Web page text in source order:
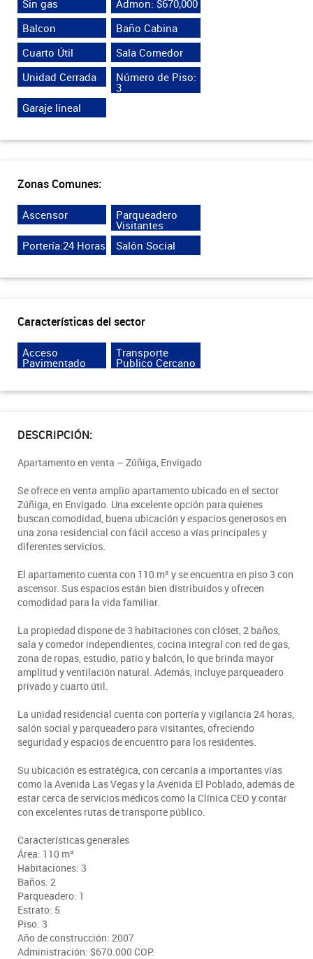
Sin gas
Admon: $670,000
Balcon
Baño Cabina
Cuarto Útil
Sala Comedor
Unidad Cerrada
Número de Piso:
3
Garaje lineal
Zonas Comunes:
Ascensor Parqueadero
Visitantes
Portería:24 Horas
Salón Social
Características del sector
Acceso
Pavimentado
Transporte
Publico Cercano
DESCRIPCIÓN:
Apartamento en venta – Zúñiga, Envigado
Se ofrece en venta amplio apartamento ubicado en el sector
Zúñiga, en Envigado. Una excelente opción para quienes
buscan comodidad, buena ubicación y espacios generosos en
una zona residencial con fácil acceso a vías principales y
diferentes servicios.
El apartamento cuenta con 110 m² y se encuentra en piso 3 con
ascensor. Sus espacios están bien distribuidos y ofrecen
comodidad para la vida familiar.
La propiedad dispone de 3 habitaciones con clóset, 2 baños,
sala y comedor independientes, cocina integral con red de gas,
zona de ropas, estudio, patio y balcón, lo que brinda mayor
amplitud y ventilación natural. Además, incluye parqueadero
privado y cuarto útil.
La unidad residencial cuenta con portería y vigilancia 24 horas,
salón social y parqueadero para visitantes, ofreciendo
seguridad y espacios de encuentro para los residentes.
Su ubicación es estratégica, con cercanía a importantes vías
como la Avenida Las Vegas y la Avenida El Poblado, además de
estar cerca de servicios médicos como la Clínica CEO y contar
con excelentes rutas de transporte público.
Características generales
Área: 110 m²
Habitaciones: 3
Baños: 2
Parqueadero: 1
Estrato: 5
Piso: 3
Año de construcción: 2007
Administración: $670.000 COP.